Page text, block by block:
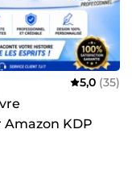
5,0 (35)
KDP